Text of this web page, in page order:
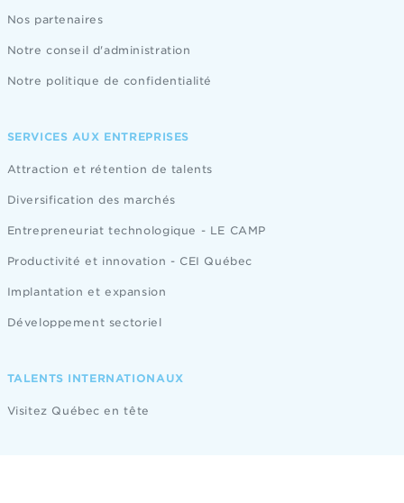
Nos partenaires
Notre conseil d'administration
Notre politique de confidentialité
SERVICES AUX ENTREPRISES
Attraction et rétention de talents
Diversification des marchés
Entrepreneuriat technologique - LE CAMP
Productivité et innovation - CEI Québec
Implantation et expansion
Développement sectoriel
TALENTS INTERNATIONAUX
Visitez Québec en tête